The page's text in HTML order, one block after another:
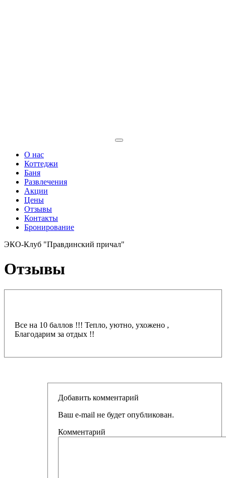
О нас
Коттеджи
Баня
Развлечения
Акции
Цены
Отзывы
Контакты
Бронирование
ЭКО-Клуб "Правдинский причал"
Отзывы
Все на 10 баллов !!! Тепло, уютно, ухожено ,
Благодарим за отдых !!
Добавить комментарий
Ваш e-mail не будет опубликован.
Комментарий